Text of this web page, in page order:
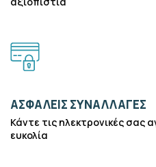
ΑΣΦΑΛΕΊΣ ΣΥΝΑΛΛΑΓΈΣ
Κάντε τις ηλεκτρονικές σας
ευκολία